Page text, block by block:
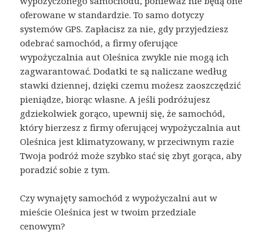
oferowane w standardzie. To samo dotyczy
systemów GPS. Zapłacisz za nie, gdy przyjedziesz
odebrać samochód, a firmy oferujące
wypożyczalnia aut Oleśnica zwykle nie mogą ich
zagwarantować. Dodatki te są naliczane według
stawki dziennej, dzięki czemu możesz zaoszczędzić
pieniądze, biorąc własne. A jeśli podróżujesz
gdziekolwiek gorąco, upewnij się, że samochód,
który bierzesz z firmy oferującej wypożyczalnia aut
Oleśnica jest klimatyzowany, w przeciwnym razie
Twoja podróż może szybko stać się zbyt gorąca, aby
poradzić sobie z tym.
Czy wynajęty samochód z wypożyczalni aut w
mieście Oleśnica jest w twoim przedziale
cenowym?